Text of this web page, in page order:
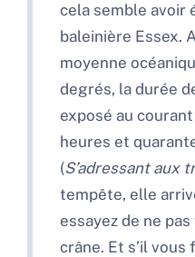
cela semble avoir
baleinière Essex.
moyenne
degrés, la durée
exposé au
heures et
(S’adressant aux
tempête, elle
essayez de ne
crâne. Et s’il